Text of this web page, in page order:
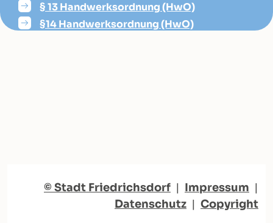
§ 13 Handwerksordnung (HwO)
§14 Handwerksordnung (HwO)
© Stadt Friedrichsdorf | Impressum |
Datenschutz | Copyright